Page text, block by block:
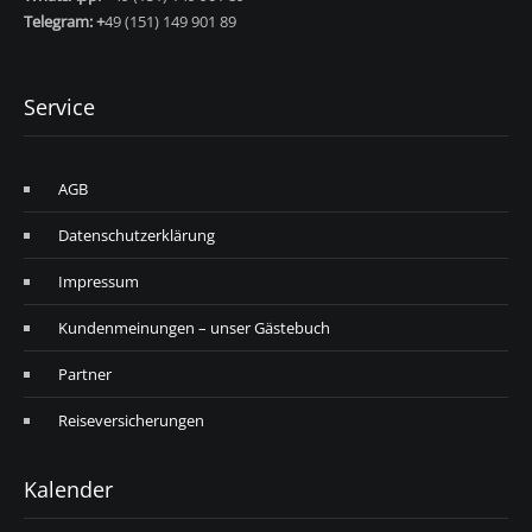
Telegram: +49 (151) 149 901 89
Service
AGB
Datenschutzerklärung
Impressum
Kundenmeinungen – unser Gästebuch
Partner
Reiseversicherungen
Kalender